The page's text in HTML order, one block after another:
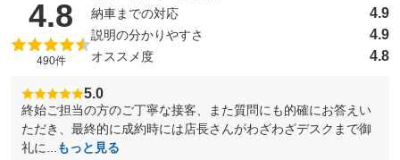
4.8 （5点満点中）
490件
納車までの対応 4.9
説明の分かりやすさ 4.9
オススメ度 4.8
5.0
終始ご担当の方のご丁寧な接客、また質問にも的確にお答えい
ただき、最終的に成約時には店長さんがわざわざデスクまで御
礼に...
もっと見る